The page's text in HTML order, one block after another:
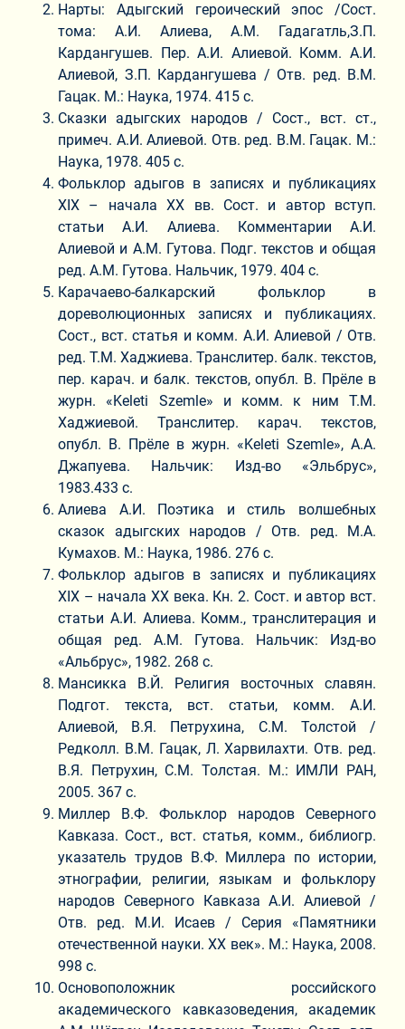
Нарты: Адыгский героический эпос /Сост.
тома: А.И. Алиева, А.М. Гадагатль,З.П.
Кардангушев. Пер. А.И. Алиевой. Комм. А.И.
Алиевой, З.П. Кардангушева / Отв. ред. В.М.
Гацак. М.: Наука, 1974. 415 с.
Сказки адыгских народов / Сост., вст. ст.,
примеч. А.И. Алиевой. Отв. ред. В.М. Гацак. М.:
Наука, 1978. 405 с.
Фольклор адыгов в записях и публикациях
ХIХ – начала ХХ вв. Сост. и автор вступ.
статьи А.И. Алиева. Комментарии А.И.
Алиевой и А.М. Гутова. Подг. текстов и общая
ред. А.М. Гутова. Нальчик, 1979. 404 с.
Карачаево-балкарский фольклор в
дореволюционных записях и публикациях.
Сост., вст. статья и комм. А.И. Алиевой / Отв.
ред. Т.М. Хаджиева. Транслитер. балк. текстов,
пер. карач. и балк. текстов, опубл. В. Прёле в
журн. «Keleti Szemle» и комм. к ним Т.М.
Хаджиевой. Транслитер. карач. текстов,
опубл. В. Прёле в журн. «Keleti Szemle», А.А.
Джапуева. Нальчик: Изд-во «Эльбрус»,
1983.433 с.
Алиева А.И. Поэтика и стиль волшебных
сказок адыгских народов / Отв. ред. М.А.
Кумахов. М.: Наука, 1986. 276 с.
Фольклор адыгов в записях и публикациях
ХIХ – начала ХХ века. Кн. 2. Сост. и автор вст.
статьи А.И. Алиева. Комм., транслитерация и
общая ред. А.М. Гутова. Нальчик: Изд-во
«Альбрус», 1982. 268 с.
Мансикка В.Й. Религия восточных славян.
Подгот. текста, вст. статьи, комм. А.И.
Алиевой, В.Я. Петрухина, С.М. Толстой /
Редколл. В.М. Гацак, Л. Харвилахти. Отв. ред.
В.Я. Петрухин, С.М. Толстая. М.: ИМЛИ РАН,
2005. 367 с.
Миллер В.Ф. Фольклор народов Северного
Кавказа. Сост., вст. статья, комм., библиогр.
указатель трудов В.Ф. Миллера по истории,
этнографии, религии, языкам и фольклору
народов Северного Кавказа А.И. Алиевой /
Отв. ред. М.И. Исаев / Серия «Памятники
отечественной науки. ХХ век». М.: Наука, 2008.
998 с.
Основоположник российского
академического кавказоведения, академик